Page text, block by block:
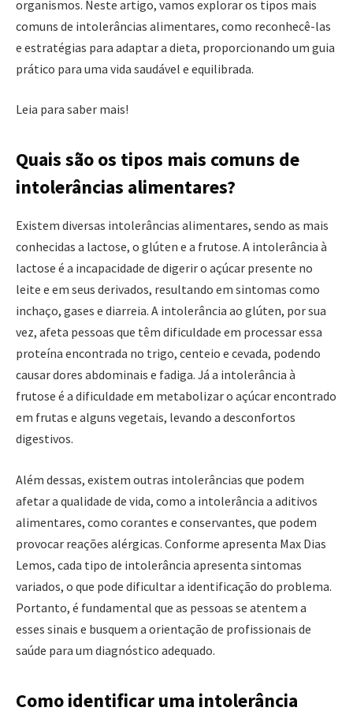
organismos. Neste artigo, vamos explorar os tipos mais
comuns de intolerâncias alimentares, como reconhecê-las
e estratégias para adaptar a dieta, proporcionando um guia
prático para uma vida saudável e equilibrada.
Leia para saber mais!
Quais são os tipos mais comuns de
intolerâncias alimentares?
Existem diversas intolerâncias alimentares, sendo as mais
conhecidas a lactose, o glúten e a frutose. A intolerância à
lactose é a incapacidade de digerir o açúcar presente no
leite e em seus derivados, resultando em sintomas como
inchaço, gases e diarreia. A intolerância ao glúten, por sua
vez, afeta pessoas que têm dificuldade em processar essa
proteína encontrada no trigo, centeio e cevada, podendo
causar dores abdominais e fadiga. Já a intolerância à
frutose é a dificuldade em metabolizar o açúcar encontrado
em frutas e alguns vegetais, levando a desconfortos
digestivos.
Além dessas, existem outras intolerâncias que podem
afetar a qualidade de vida, como a intolerância a aditivos
alimentares, como corantes e conservantes, que podem
provocar reações alérgicas. Conforme apresenta Max Dias
Lemos, cada tipo de intolerância apresenta sintomas
variados, o que pode dificultar a identificação do problema.
Portanto, é fundamental que as pessoas se atentem a
esses sinais e busquem a orientação de profissionais de
saúde para um diagnóstico adequado.
Como identificar uma intolerância